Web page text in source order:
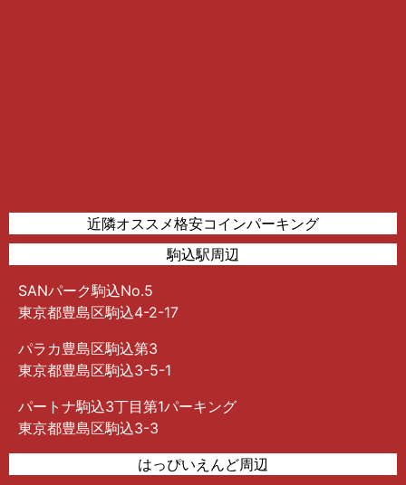
近隣オススメ格安コインパーキング
駒込駅周辺
SANパーク駒込No.5
東京都豊島区駒込4-2-17
パラカ豊島区駒込第3
東京都豊島区駒込3-5-1
パートナ駒込3丁目第1パーキング
東京都豊島区駒込3-3
はっぴいえんど周辺